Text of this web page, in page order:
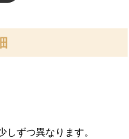
ずつ異なります。